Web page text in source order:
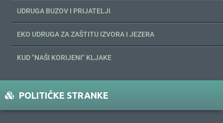
UDRUGA BUZOV I PRIJATELJI
EKO UDRUGA ZA ZAŠTITU IZVORA I JEZERA
KUD "NAŠI KORIJENI" KLJAKE
POLITIČKE STRANKE